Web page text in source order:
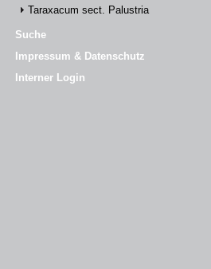
Taraxacum sect. Palustria
Suche
Impressum & Datenschutz
Interner Login